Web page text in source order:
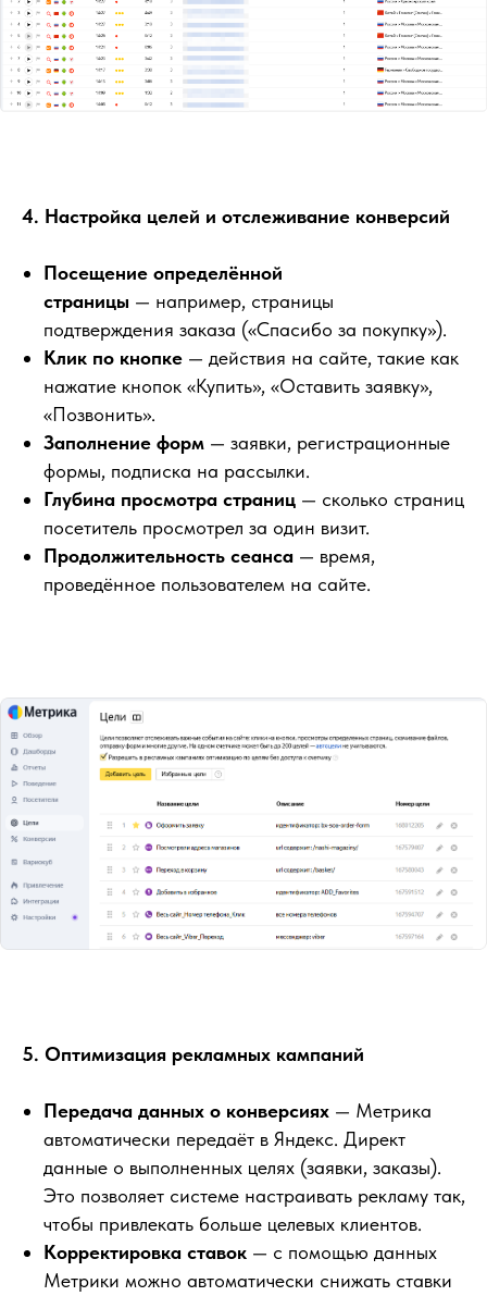
4. Настройка целей и отслеживание конверсий
Посещение определённой
страницы — например, страницы
подтверждения заказа («Спасибо за покупку»).
Клик по кнопке — действия на сайте, такие как
нажатие кнопок «Купить», «Оставить заявку»,
«Позвонить».
Заполнение форм — заявки, регистрационные
формы, подписка на рассылки.
Глубина просмотра страниц — сколько страниц
посетитель просмотрел за один визит.
Продолжительность сеанса — время,
проведённое пользователем на сайте.
5. Оптимизация рекламных кампаний
Передача данных о конверсиях — Метрика
автоматически передаёт в Яндекс. Директ
данные о выполненных целях (заявки, заказы).
Это позволяет системе настраивать рекламу так,
чтобы привлекать больше целевых клиентов.
Корректировка ставок — с помощью данных
Метрики можно автоматически снижать ставки
Как понять,
сколько трафика
и заявок даст
SEO?
Делаем расчёт на примере